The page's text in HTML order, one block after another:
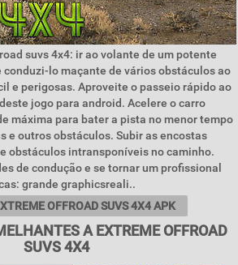
suvs 4x4: ir ao volante de um potente
lo maçante de vários obstáculos ao
e perigosas. Aproveite o passeio rápido ao
jogo para android. Acelere o carro
máxima para bater a pista no menor tempo
e outros obstáculos. Subir as encostas
obstáculos intransponíveis no caminho.
de condução e se tornar um profissional
grande graphicsreali..
OFFROAD SUVS 4X4 APK
A EXTREME OFFROAD
SUVS 4X4